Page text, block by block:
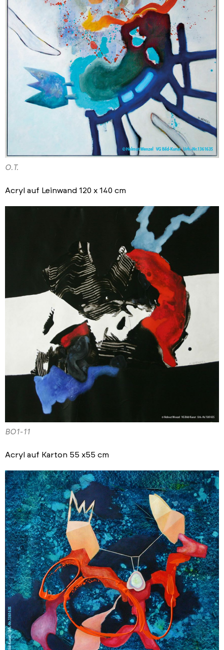
O.T.
Acryl auf Leinwand 120 x 140 cm
BO1-11
Acryl auf Karton 55 x55 cm